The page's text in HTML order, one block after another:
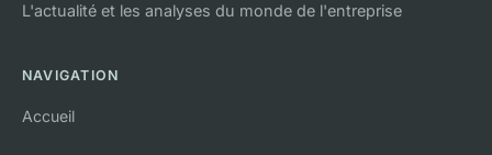
L'actualité et les analyses du monde de l'entreprise
NAVIGATION
Accueil